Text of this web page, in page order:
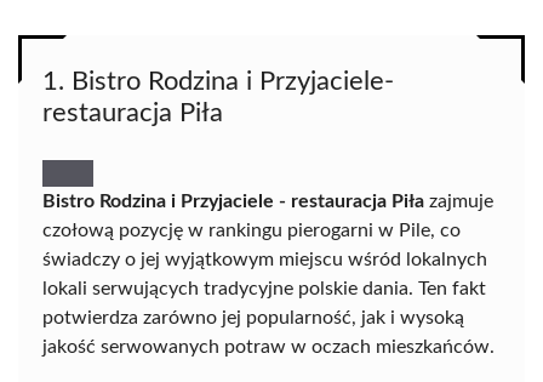
1. Bistro Rodzina i Przyjaciele-
restauracja Piła
Bistro Rodzina i Przyjaciele - restauracja Piła zajmuje
czołową pozycję w rankingu pierogarni w Pile, co
świadczy o jej wyjątkowym miejscu wśród lokalnych
lokali serwujących tradycyjne polskie dania. Ten fakt
potwierdza zarówno jej popularność, jak i wysoką
jakość serwowanych potraw w oczach mieszkańców.